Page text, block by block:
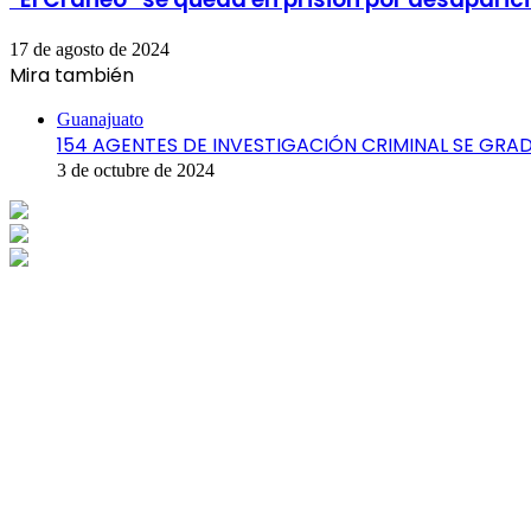
17 de agosto de 2024
Mira también
Guanajuato
154 AGENTES DE INVESTIGACIÓN CRIMINAL SE
3 de octubre de 2024